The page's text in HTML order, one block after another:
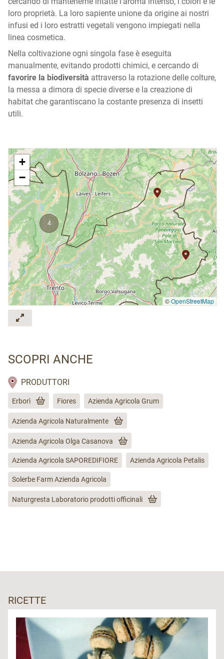
loro proprietà. La loro sapiente unione da origine ai nostri
infusi ed i loro estratti vegetali vengono impiegati nella
linea cosmetica.
Nella coltivazione ogni singola fase è eseguita
manualmente, evitando prodotti chimici, e cercando di
favorire la biodiversità attraverso la rotazione delle colture,
la messa a dimora di specie diverse e la creazione di
habitat che garantiscano la costante presenza di insetti
utili.
4
+
−
©OpenStreetMap
SCOPRI ANCHE
PRODUTTORI
Erborì Fiores Azienda Agricola Grum
Azienda Agricola Naturalmente
Azienda Agricola Olga Casanova
Azienda Agricola SAPOREDIFIORE Azienda Agricola Petalis
Solerbe Farm Azienda Agricola
Naturgresta Laboratorio prodotti officinali
RICETTE